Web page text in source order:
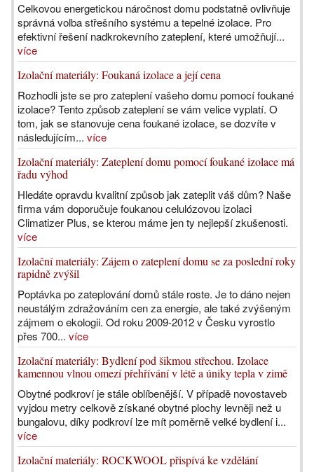
Celkovou energetickou náročnost domu podstatně ovlivňuje
správná volba střešního systému a tepelné izolace. Pro
efektivní řešení nadkrokevního zateplení, které umožňují...
více
Izolační materiály: Foukaná izolace a její cena
Rozhodli jste se pro zateplení vašeho domu pomocí foukané
izolace? Tento způsob zateplení se vám velice vyplatí. O
tom, jak se stanovuje cena foukané izolace, se dozvíte v
následujícím... více
Izolační materiály: Zateplení domu pomocí foukané izolace má
řadu výhod
Hledáte opravdu kvalitní způsob jak zateplit váš dům? Naše
firma vám doporučuje foukanou celulózovou izolaci
Climatizer Plus, se kterou máme jen ty nejlepší zkušenosti.
více
Izolační materiály: Zájem o zateplení domu se za poslední roky
rapidně zvýšil
Poptávka po zateplování domů stále roste. Je to dáno nejen
neustálým zdražováním cen za energie, ale také zvýšeným
zájmem o ekologii. Od roku 2009-2012 v Česku vyrostlo
přes 700... více
Izolační materiály: Bydlení pod šikmou střechou. Izolace
kamennou vlnou omezí přehřívání v létě a úniky tepla v zimě
Obytné podkroví je stále oblíbenější. V případě novostaveb
vyjdou metry celkově získané obytné plochy levněji než u
bungalovu, díky podkroví lze mít poměrně velké bydlení i...
více
Izolační materiály: ROCKWOOL přispívá ke vzdělání